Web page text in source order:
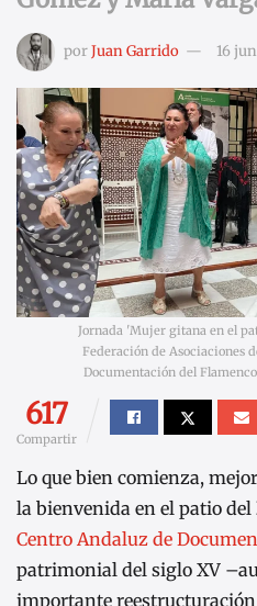
porJuan Garrido 16
Jornada 'Mujer gitana en el
Federación de Asociaciones
Documentación del
617
Compartir
Lo que bien comienza,
la bienvenida en el patio del
Centro Andaluz de
patrimonial del siglo XV
importante reestructuración